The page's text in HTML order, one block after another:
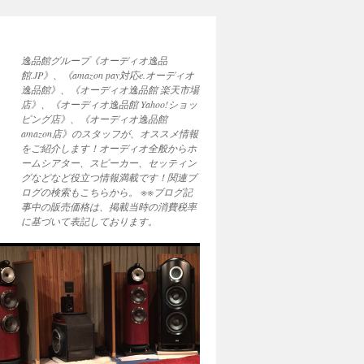
逸品館グループ《オーディオ逸品
館.JP》、《amazon pay対応e.オーディオ
逸品館》、《オーディオ逸品館 楽天市場
店》、《オーディオ逸品館 Yahoo!ショッ
ピング店》、《オーディオ逸品館
amazon店》のスタッフが、オススメ情報
をご紹介します！オーディオ全般からホ
ームシアター、スピーカー、セッティン
グなどなど役立つ情報満載です！関連ブ
ログの検索もこちらから。 ※※ブログ記
事中の販売価格は、掲載当時の消費税率
に基づいて表記しております。